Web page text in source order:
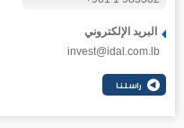
البريد الإلكتروني
invest@idal.com.lb